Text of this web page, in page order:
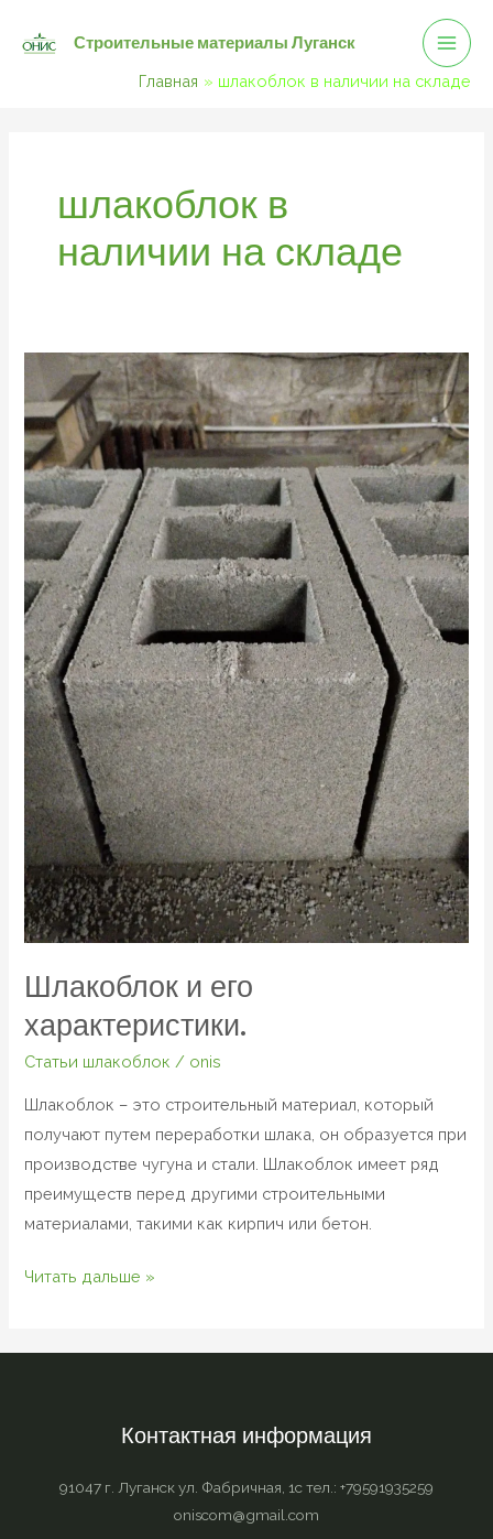
Строительные материалы Луганск
Главная шлакоблок в наличии на складе
шлакоблок в
наличии на складе
Шлакоблок и его
характеристики.
Статьи шлакоблок / onis
Шлакоблок – это строительный материал, который
получают путем переработки шлака, он образуется при
производстве чугуна и стали. Шлакоблок имеет ряд
преимуществ перед другими строительными
материалами, такими как кирпич или бетон.
Шлакоблок
его
характеристики.
Читать дальше »
Контактная информация
91047 г. Луганск ул. Фабричная, 1с тел.: +79591935259
oniscom@gmail.com